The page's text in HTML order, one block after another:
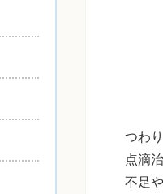
つわ
点滴
不足